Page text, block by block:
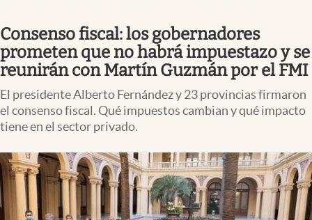
Negocios
Columnistas
Otras secciones
Apertura
Infotechnology
Clase
Clima
Consenso fiscal: los gobernadores
prometen que no habrá impuestazo y se
reunirán con Martín Guzmán por el FMI
El presidente Alberto Fernández y 23 provincias firmaron
el consenso fiscal. Qué impuestos cambian y qué impacto
tiene en el sector privado.